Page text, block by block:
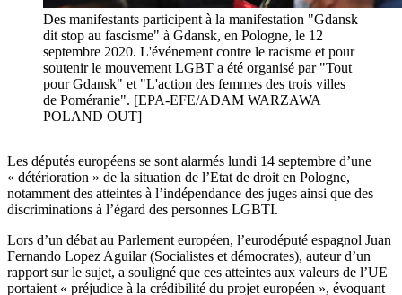
Des manifestants participent à la manifestation "Gdansk
dit stop au fascisme" à Gdansk, en Pologne, le 12
septembre 2020. L'événement contre le racisme et pour
soutenir le mouvement LGBT a été organisé par "Tout
pour Gdansk" et "L'action des femmes des trois villes
de Poméranie". [EPA-EFE/ADAM WARZAWA
POLAND OUT]
Les députés européens se sont alarmés lundi 14 septembre d’une
« détérioration » de la situation de l’Etat de droit en Pologne,
notamment des atteintes à l’indépendance des juges ainsi que des
discriminations à l’égard des personnes LGBTI.
Lors d’un débat au Parlement européen, l’eurodéputé espagnol Juan
Fernando Lopez Aguilar (Socialistes et démocrates), auteur d’un
rapport sur le sujet, a souligné que ces atteintes aux valeurs de l’UE
portaient « préjudice à la crédibilité du projet européen », évoquant